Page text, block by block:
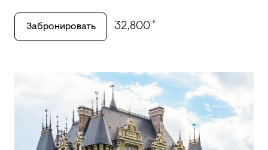
Забронировать 32,800 ₽